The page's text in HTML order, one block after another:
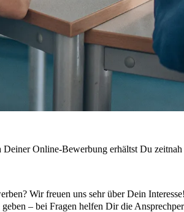
Online-Bewerbung erhältst Du
Wir freuen uns sehr über Dein
– bei Fragen helfen Dir die